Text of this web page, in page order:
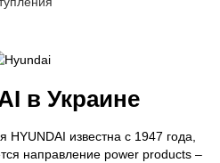
в Украине
известна с 1947 года,
направление power products –